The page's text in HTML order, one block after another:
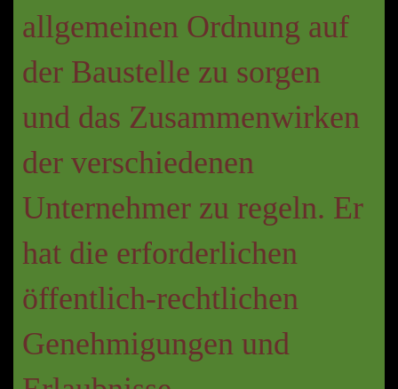
allgemeinen Ordnung auf
der Baustelle zu sorgen
und das Zusammenwirken
der verschiedenen
Unternehmer zu regeln. Er
hat die erforderlichen
öffentlich-rechtlichen
Genehmigungen und